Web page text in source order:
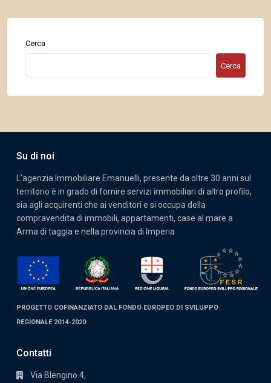
Cerca
Cerca
Su di noi
L’agenzia Immobiliare Emanuelli, presente da oltre 30 anni sul
territorio è in grado di fornire servizi immobiliari di altro profilo,
sia agli acquirenti che ai venditori e si occupa della
compravendita di immobili, appartamenti, case al mare a
Arma di taggia e nella provincia di Imperia
PROGETTO COFINANZIATO DAL FONDO EUROPEO DI SVILUPPO
REGIONALE 2014-2020
Contatti
Via Blengino 4,